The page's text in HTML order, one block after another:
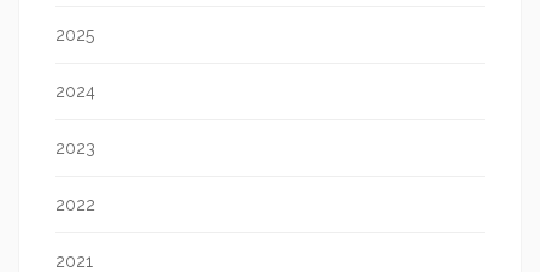
2025
2024
2023
2022
2021